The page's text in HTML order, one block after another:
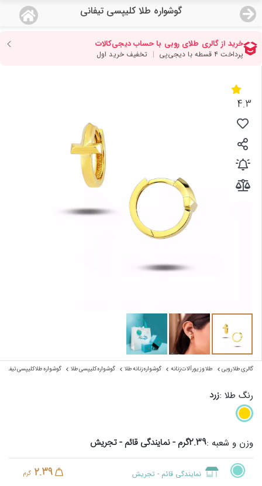
گوشواره طلا کلیپسی تیفانی
منو
صفحه اصلی
دسته بندی محصولات
نمایندگی ها
مجله روبی
درباره ما
اعطای نمایندگی
4.3
گالری طلا روبی طلا و زیورآلات زنانه گوشواره زنانه طلا گوشواره کلیپسی طلا گوشواره طلا کلیپسی تیفانی
رنگ طلا :زرد
وزن و شعبه :2.39گرم - نمایندگی قائم - تجریش
نمایندگی قائم - تجریش 2.39 گرم